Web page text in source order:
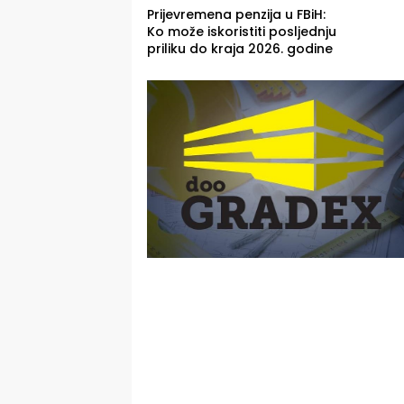
Prijevremena penzija u FBiH:
Ko može iskoristiti posljednju
priliku do kraja 2026. godine